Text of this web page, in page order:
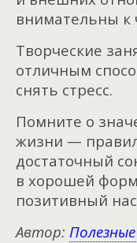
внимательны к
Творческие
отличным
снять стресс.
Помните о
жизни —
достаточный
в хорошей
позитивный
Автор: